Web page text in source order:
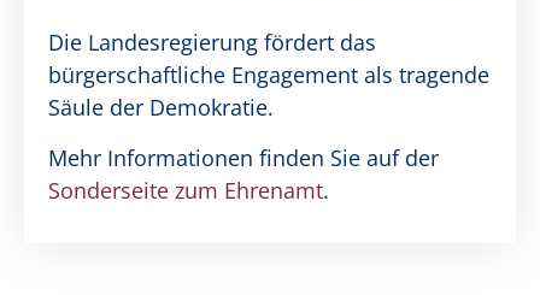
Die Landesregierung fördert das
bürgerschaftliche Engagement als tragende
Säule der Demokratie.
Mehr Informationen finden Sie auf der
Sonderseite zum Ehrenamt.